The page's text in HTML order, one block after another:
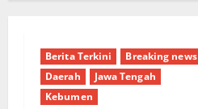
Berita Terkini
Breaking news
Daerah
Jawa Tengah
Kebumen